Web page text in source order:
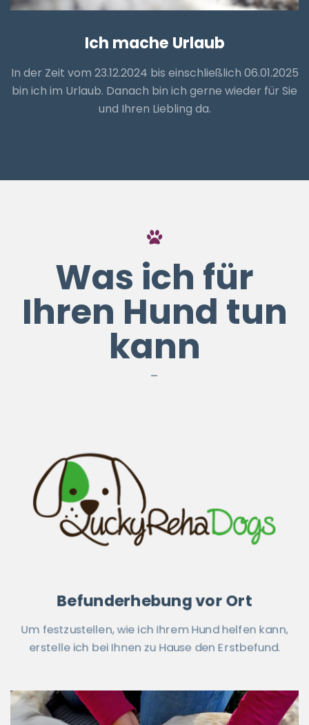
Ich mache Urlaub
In der Zeit vom 23.12.2024 bis einschließlich 06.01.2025
bin ich im Urlaub. Danach bin ich gerne wieder für Sie
und Ihren Liebling da.
Was ich für
Ihren Hund tun
kann
Befunderhebung vor Ort
Um festzustellen, wie ich Ihrem Hund helfen kann,
erstelle ich bei Ihnen zu Hause den Erstbefund.